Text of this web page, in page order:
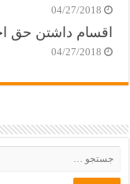
04/27/2018
اقسام داشتن حق
04/27/2018